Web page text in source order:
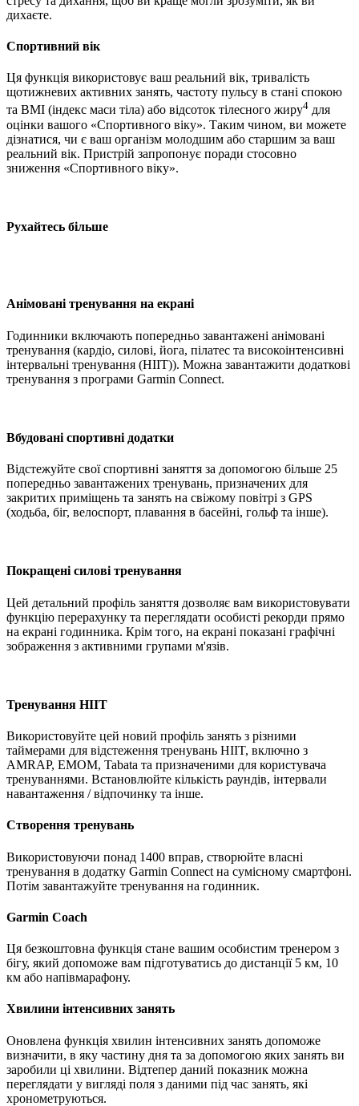
дихаєте.
Спортивний вік
Ця функція використовує ваш реальний вік, тривалість
щотижневих активних занять, частоту пульсу в стані спокою
та BMI (індекс маси тіла) або відсоток тілесного жиру4 для
оцінки вашого «Спортивного віку». Таким чином, ви можете
дізнатися, чи є ваш організм молодшим або старшим за ваш
реальний вік. Пристрій запропонує поради стосовно
зниження «Спортивного віку».
Рухайтесь більше
Анімовані тренування на екрані
Годинники включають попередньо завантажені анімовані
тренування (кардіо, силові, йога, пілатес та високоінтенсивні
інтервальні тренування (HIIT)). Можна завантажити додаткові
тренування з програми Garmin Connect.
Вбудовані спортивні додатки
Відстежуйте свої спортивні заняття за допомогою більше 25
попередньо завантажених тренувань, призначених для
закритих приміщень та занять на свіжому повітрі з GPS
(ходьба, біг, велоспорт, плавання в басейні, гольф та інше).
Покращені силові тренування
Цей детальний профіль заняття дозволяє вам використовувати
функцію перерахунку та переглядати особисті рекорди прямо
на екрані годинника. Крім того, на екрані показані графічні
зображення з активними групами м'язів.
Тренування HIIT
Використовуйте цей новий профіль занять з різними
таймерами для відстеження тренувань HIIT, включно з
AMRAP, EMOM, Tabata та призначеними для користувача
тренуваннями. Встановлюйте кількість раундів, інтервали
навантаження / відпочинку та інше.
Створення тренувань
Використовуючи понад 1400 вправ, створюйте власні
тренування в додатку Garmin Connect на сумісному смартфоні.
Потім завантажуйте тренування на годинник.
Garmin Coach
Ця безкоштовна функція стане вашим особистим тренером з
бігу, який допоможе вам підготуватись до дистанції 5 км, 10
км або напівмарафону.
Хвилини інтенсивних занять
Оновлена функція хвилин інтенсивних занять допоможе
визначити, в яку частину дня та за допомогою яких занять ви
заробили ці хвилини. Відтепер даний показник можна
переглядати у вигляді поля з даними під час занять, які
хронометруються.